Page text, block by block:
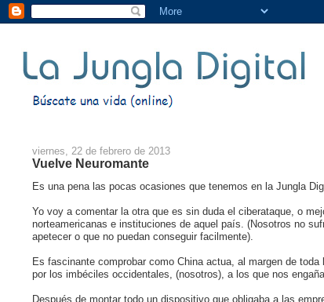
viernes, 22 de febrero de 2013
Vuelve Neuromante
Es una pena las pocas ocasiones que tenemos en la Jungla
Yo voy a comentar la otra que es sin duda el ciberataque, o
norteamericanas e instituciones de aquel país. (Nosotros no
apetecer o que no puedan conseguir facilmente).
Es fascinante comprobar como China actua, al margen de
por los imbéciles occidentales, (nosotros), a los que nos
Después de montar todo un dispositivo que obligaba a las